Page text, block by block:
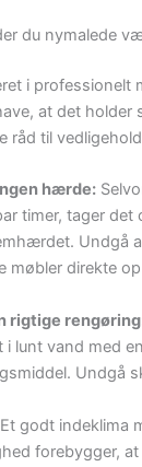
du nymalede
i professionelt
at det holder
råd til
hærde:
timer, tager det
Undgå
møbler direkte
rigtige
i lunt vand med
Undgå
Et godt indeklima
forebygger,